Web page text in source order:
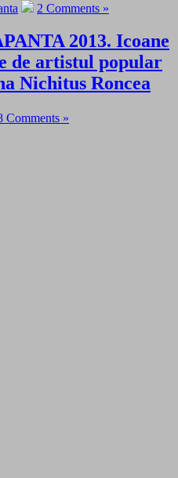
2 Comments »
2013. Icoane
de artistul popular
Nichitus Roncea
Comments »